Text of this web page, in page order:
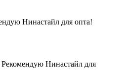
Нинастайл для опта!
Нинастайл для